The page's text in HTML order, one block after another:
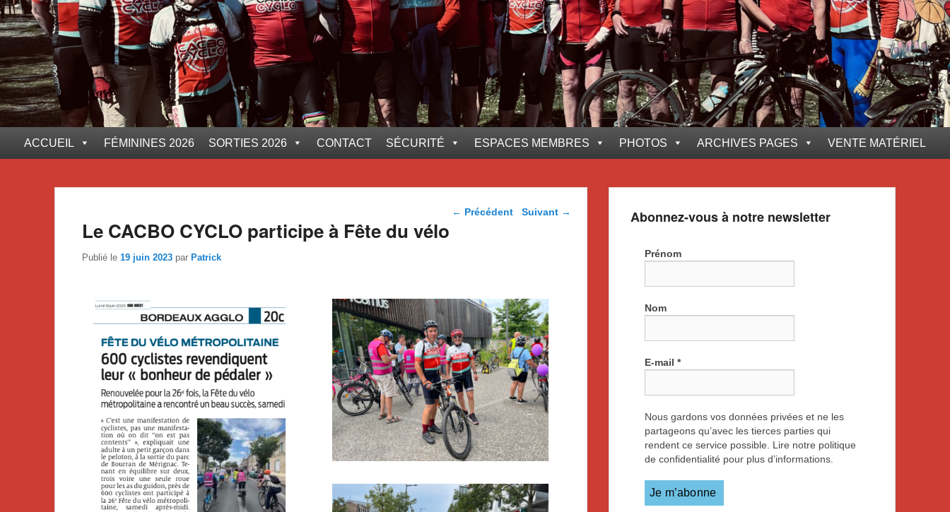
ACCUEIL FÉMININES 2026 SORTIES 2026 CONTACT SÉCURITÉ ESPACES MEMBRES PHOTOS ARCHIVES PAGES VENTE MATÉRIEL
Navigation dans les
← Précédent Suivant →
Le CACBO CYCLO participe à Fête du vélo
Publié le 19 juin 2023 par Patrick
Abonnez-vous à notre newsletter
Prénom
Nom
E-mail *
Nous gardons vos données privées et ne les
partageons qu’avec les tierces parties qui
rendent ce service possible. Lire notre politique
de confidentialité pour plus d’informations.